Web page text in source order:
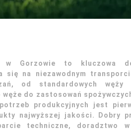
w Gorzowie to kluczowa
na niezawodnym
od standardowych węży
do zastosowań
produkcyjnych jest
najwyższej jakości. Dobry
techniczne, doradztwo